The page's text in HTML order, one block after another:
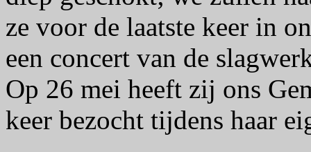
ze voor de laatste keer in
een concert van de
Op 26 mei heeft zij ons
keer bezocht tijdens haar